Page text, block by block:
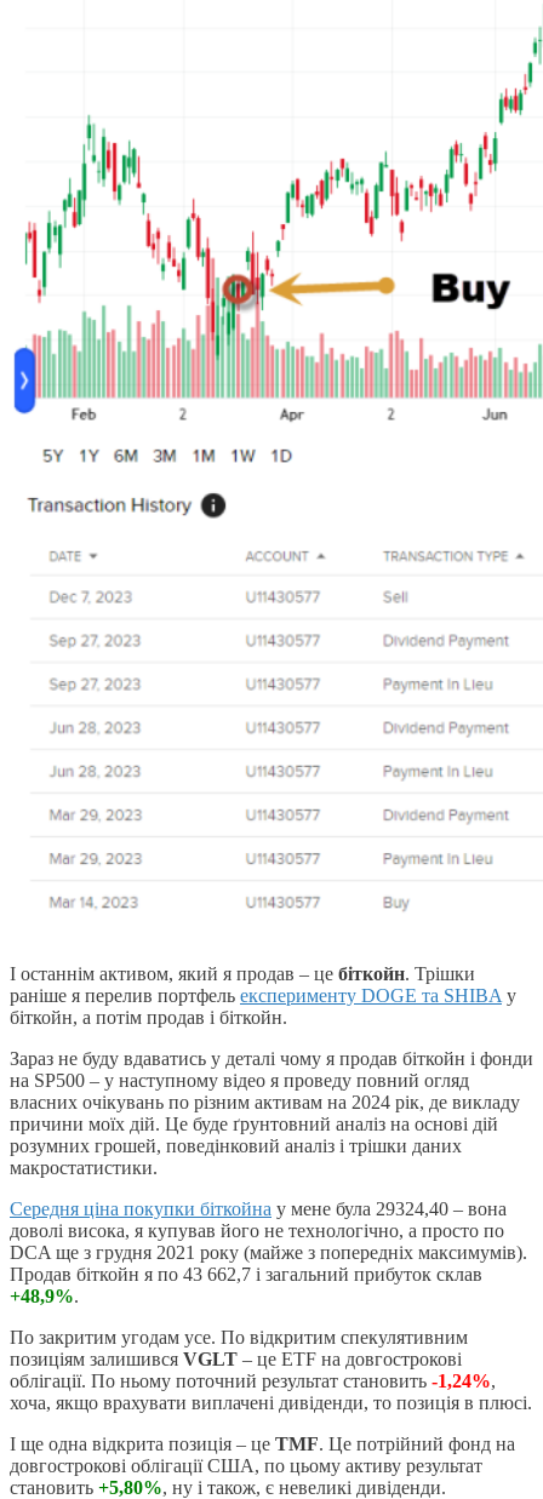
І останнім активом, який я продав – це біткойн. Трішки
раніше я перелив портфель експерименту DOGE та SHIBA у
біткойн, а потім продав і біткойн.
Зараз не буду вдаватись у деталі чому я продав біткойн і фонди
на SP500 – у наступному відео я проведу повний огляд
власних очікувань по різним активам на 2024 рік, де викладу
причини моїх дій. Це буде ґрунтовний аналіз на основі дій
розумних грошей, поведінковий аналіз і трішки даних
макростатистики.
Середня ціна покупки біткойна у мене була 29324,40 – вона
доволі висока, я купував його не технологічно, а просто по
DCA ще з грудня 2021 року (майже з попередніх максимумів).
Продав біткойн я по 43 662,7 і загальний прибуток склав
+48,9%.
По закритим угодам усе. По відкритим спекулятивним
позиціям залишився VGLT – це ETF на довгострокові
облігації. По ньому поточний результат становить -1,24%,
хоча, якщо врахувати виплачені дивіденди, то позиція в плюсі.
І ще одна відкрита позиція – це TMF. Це потрійний фонд на
довгострокові облігації США, по цьому активу результат
становить +5,80%, ну і також, є невеликі дивіденди.